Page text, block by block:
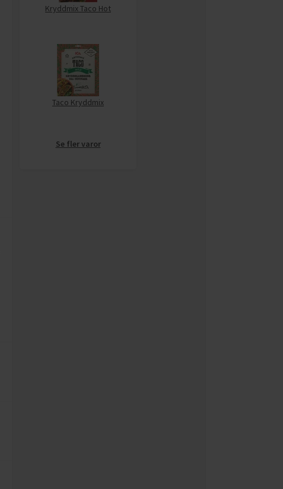
Kryddmix Taco Hot
Taco Kryddmix
Se fler varor